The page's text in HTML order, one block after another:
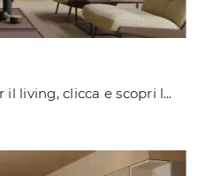
Se vuoi librerie a muro per il living, clicca e scopri le nostre soluzioni moderne: il modello Libreria LV724 Giessegi ti aspetta!